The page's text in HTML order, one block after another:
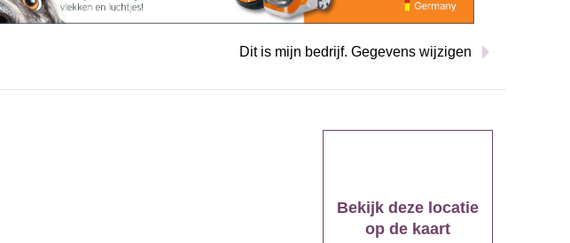
Dit is mijn bedrijf. Gegevens wijzigen
Bekijk deze locatie
op de kaart